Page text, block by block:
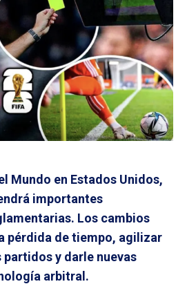
Mundo en Estados Unidos,
importantes
Los cambios
pérdida de tiempo, agilizar
y darle nuevas
arbitral.